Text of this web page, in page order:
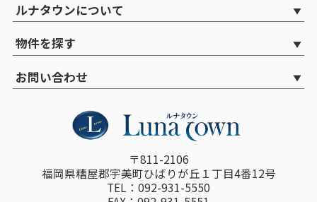
ルナタウンについて
物件を探す
お問い合わせ
〒811-2106
福岡県糟屋郡宇美町ひばりが丘１丁目4番12号
TEL：092-931-5550